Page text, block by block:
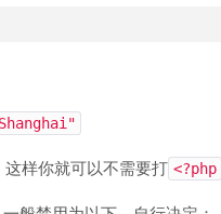
这样你就可以不需要打 <?php